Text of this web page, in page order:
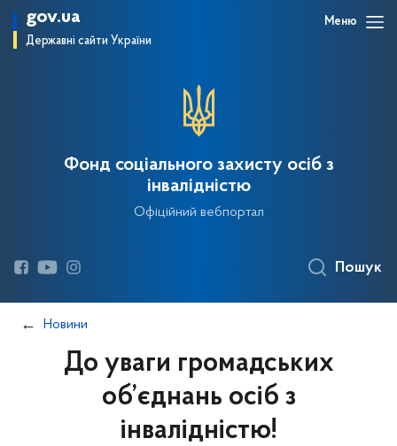
gov.ua
Державні сайти України
Меню
Фонд соціального захисту осіб з
інвалідністю
Офіційний вебпортал
Пошук
Новини
До уваги громадських
об’єднань осіб з
інвалідністю!